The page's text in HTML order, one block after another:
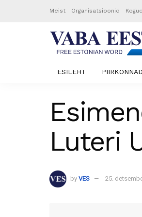
Meist Organisatsioonid
ESILEHT PIIRKONNAD
Luteri
by VES 25.